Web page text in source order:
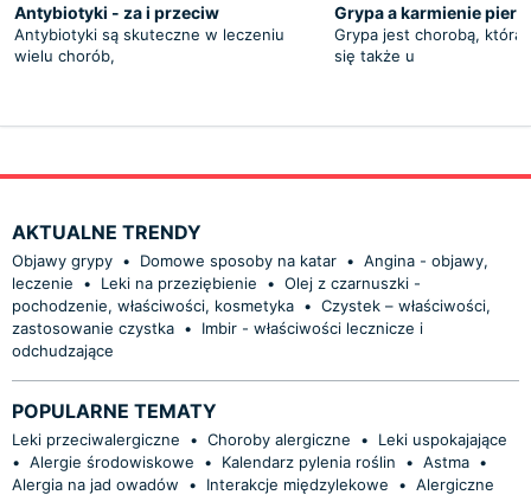
Antybiotyki - za i przeciw
Antybiotyki są skuteczne w leczeniu
wielu chorób,
Grypa a karmienie
Grypa jest chorobą, która
się także u
AKTUALNE TRENDY
Objawy grypy • Domowe sposoby na katar • Angina - objawy,
leczenie
• Leki na przeziębienie • Olej z czarnuszki -
pochodzenie, właściwości, kosmetyka • Czystek – właściwości,
zastosowanie czystka •
Imbir - właściwości lecznicze i
odchudzające
POPULARNE TEMATY
Leki przeciwalergiczne • Choroby alergiczne •
Leki uspokajające
• Alergie środowiskowe • Kalendarz pylenia roślin • Astma •
Alergia na jad owadów
• Interakcje międzylekowe • Alergiczne